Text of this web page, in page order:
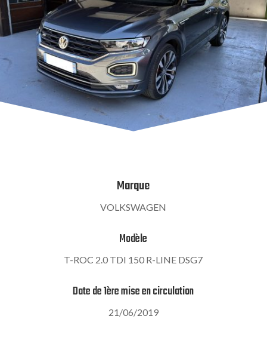
Marque
VOLKSWAGEN
Modèle
T-ROC 2.0 TDI 150 R-LINE DSG7
Date de 1ère mise en circulation
21/06/2019